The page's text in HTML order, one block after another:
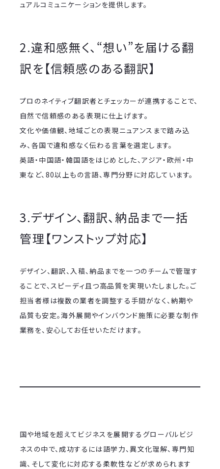
ュアルコミュニケーションを提供します。
2.違和感無く、“想い”を届ける翻
訳を【信頼感のある翻訳】
プロのネイティブ翻訳者とチェッカーが連携することで、
自然で信頼感のある表現に仕上げます。
文化や価値観、地域ごとの表現ニュアンスまで踏み込
み、各国で違和感なく伝わる言葉を選定します。
英語・中国語・韓国語をはじめとした、アジア・欧州・中
東など、80以上もの言語、専門分野に対応しています。
3.デザイン、翻訳、納品まで一括
管理【ワンストップ対応】
デザイン、翻訳、入稿、納品までを一つのチームで管理す
ることで、スピーディ且つ高品質を実現いたしました。ご
担当者様は複数の業者を調整する手間がなく、納期や
品質も安定。海外展開やインバウンド施策に必要な制作
業務を、安心してお任せいただけます。
国や地域を超えてビジネスを展開するグローバルビジ
ネスの中で、成功するには語学力、異文化理解、専門知
識、そして変化に対応する柔軟性などが求められます